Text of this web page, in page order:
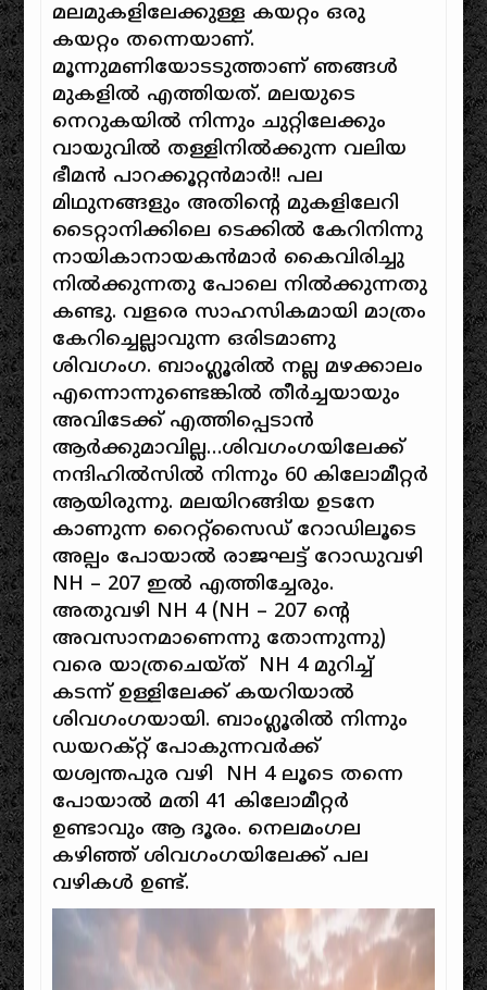
മലമുകളിലേക്കുള്ള കയറ്റം ഒരു
കയറ്റം തന്നെയാണ്.
മൂന്നുമണിയോടടുത്താണ് ഞങ്ങൾ
മുകളിൽ എത്തിയത്. മലയുടെ
നെറുകയിൽ നിന്നും ചുറ്റിലേക്കും
വായുവിൽ തള്ളിനിൽക്കുന്ന വലിയ
ഭീമൻ പാറക്കൂറ്റൻമാർ!! പല
മിഥുനങ്ങളും അതിന്റെ മുകളിലേറി
ടൈറ്റാനിക്കിലെ ടെക്കിൽ കേറിനിന്നു
നായികാനായകൻമാർ കൈവിരിച്ചു
നിൽക്കുന്നതു പോലെ നിൽക്കുന്നതു
കണ്ടു. വളരെ സാഹസികമായി മാത്രം
കേറിച്ചെല്ലാവുന്ന ഒരിടമാണു
ശിവഗംഗ. ബാംഗ്ലൂരിൽ നല്ല മഴക്കാലം
എന്നൊന്നുണ്ടെങ്കിൽ തീർച്ചയായും
അവിടേക്ക് എത്തിപ്പെടാൻ
ആർക്കുമാവില്ല…ശിവഗംഗയിലേക്ക്
നന്ദിഹിൽസിൽ നിന്നും 60 കിലോമീറ്റർ
ആയിരുന്നു. മലയിറങ്ങിയ ഉടനേ
കാണുന്ന റൈറ്റ്സൈഡ് റോഡിലൂടെ
അല്പം പോയാൽ രാജഘട്ട് റോഡുവഴി
NH – 207 ഇൽ എത്തിച്ചേരും.
അതുവഴി NH 4 (NH – 207 ന്റെ
അവസാനമാണെന്നു തോന്നുന്നു)
വരെ യാത്രചെയ്ത് NH 4 മുറിച്ച്
കടന്ന് ഉള്ളിലേക്ക് കയറിയാൽ
ശിവഗംഗയായി. ബാംഗ്ലൂരിൽ നിന്നും
ഡയറക്റ്റ് പോകുന്നവർക്ക്
യശ്വന്തപുര വഴി NH 4 ലൂടെ തന്നെ
പോയാൽ മതി 41 കിലോമീറ്റർ
ഉണ്ടാവും ആ ദൂരം. നെലമംഗല
കഴിഞ്ഞ് ശിവഗംഗയിലേക്ക് പല
വഴികൾ ഉണ്ട്.